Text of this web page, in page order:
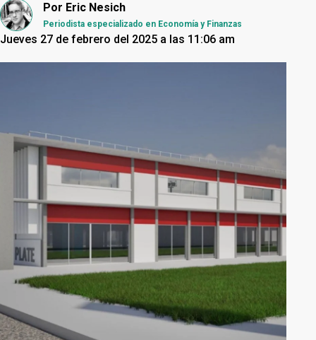
Por Eric Nesich
Periodista especializado en Economía y Finanzas
Jueves 27 de febrero del 2025 a las 11:06 am